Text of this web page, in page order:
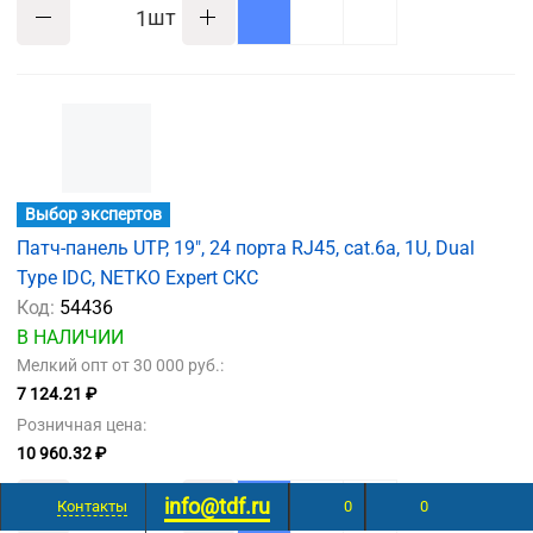
Контакты info@tdf.ru 0 0
шт
Выбор экспертов
Патч-панель UTP, 19", 24 порта RJ45, cat.6а, 1U, Dual
Type IDC, NETKO Expert СКС
Код: 54436
В НАЛИЧИИ
Мелкий опт от 30 000 руб.:
7 124.21 ₽
Розничная цена:
10 960.32 ₽
шт